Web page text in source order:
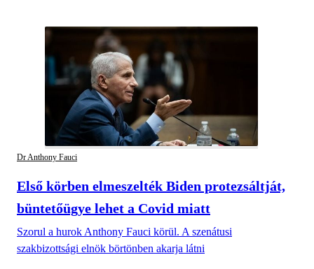
Dr Anthony Fauci
Első körben elmeszelték Biden protezsáltját,
büntetőügye lehet a Covid miatt
Szorul a hurok Anthony Fauci körül. A szenátusi
szakbizottsági elnök börtönben akarja látni